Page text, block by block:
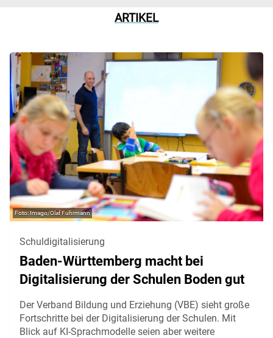
ARTIKEL
Imago/Olaf Fuhrmann
Schuldigitalisierung
Baden-Württemberg macht bei
Digitalisierung der Schulen Boden gut
Der Verband Bildung und Erziehung (VBE) sieht große
Fortschritte bei der Digitalisierung der Schulen. Mit
Blick auf KI-Sprachmodelle seien aber weitere